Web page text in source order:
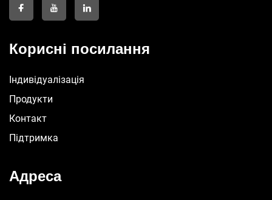
Корисні посилання
Індивідуалізація
Продукти
Контакт
Підтримка
Адреса